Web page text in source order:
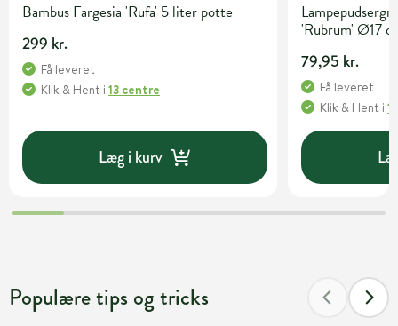
Bambus Fargesia 'Rufa' 5 liter potte
299 kr.
Få leveret
Klik & Hent i 13 centre
Læg i kurv
'Rubrum' Ø17
79,95 kr.
Få leveret
Klik & Hent i
Populære tips og tricks